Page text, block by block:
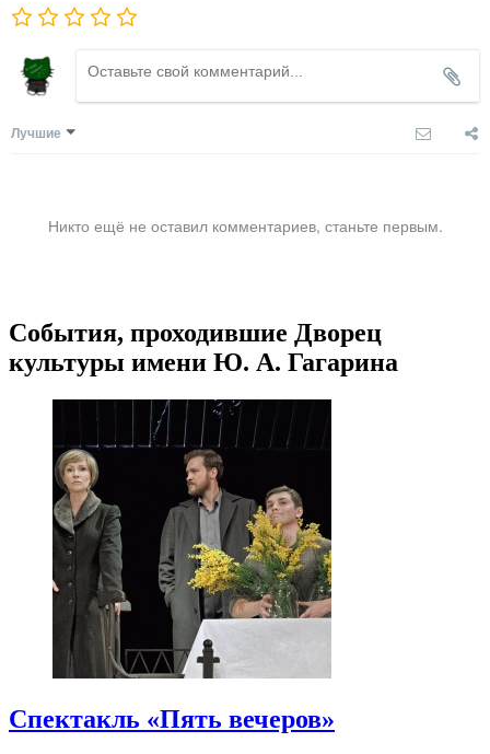
Лучшие
Никто ещё не оставил комментариев, станьте первым.
События, проходившие Дворец
культуры имени Ю. А. Гагарина
Спектакль «Пять вечеров»